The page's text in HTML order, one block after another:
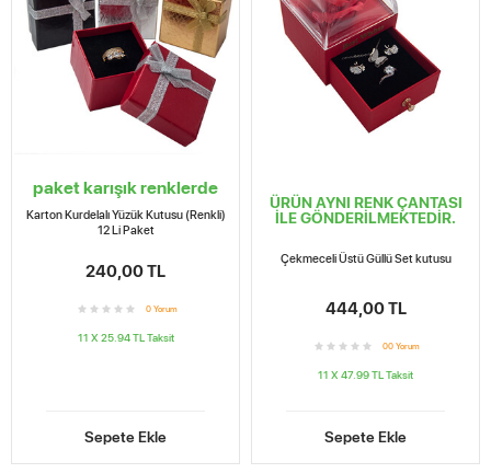
paket karışık renklerde
Karton Kurdelalı Yüzük Kutusu (Renkli)
12 Li Paket
240,00 TL
0 Yorum
11 X 25.94 TL Taksit
Sepete Ekle
ÜRÜN AYNI RENK ÇANTASI
İLE GÖNDERİLMEKTEDİR.
Çekmeceli Üstü Güllü Set kutusu
444,00 TL
00 Yorum
11 X 47.99 TL Taksit
Sepete Ekle